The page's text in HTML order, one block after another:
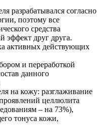
разрабатывался согласно
поэтому все
средства
эффект друг друга.
активных действующих
и переработкой
данного
на кожу: разглаживание
целлюлита
– на 73%),
тонуса кожи,